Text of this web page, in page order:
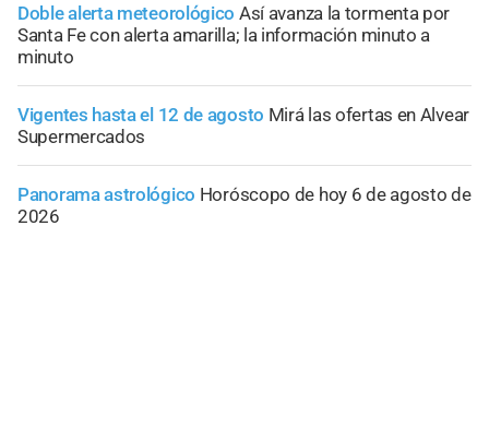
Doble alerta meteorológico Así avanza la tormenta por
Santa Fe con alerta amarilla; la información minuto a
minuto
Vigentes hasta el 12 de agosto Mirá las ofertas en Alvear
Supermercados
Panorama astrológico Horóscopo de hoy 6 de agosto de
2026